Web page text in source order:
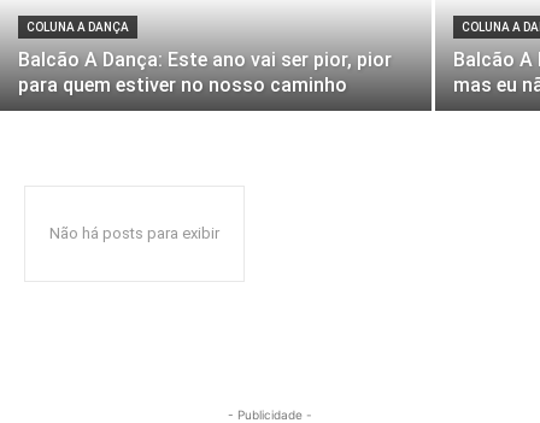
COLUNA A DANÇA
Balcão A Dança: Este ano vai ser pior, pior
para quem estiver no nosso caminho
COLUNA A
Balcão A
mas eu
Não há posts para exibir
- Publicidade -